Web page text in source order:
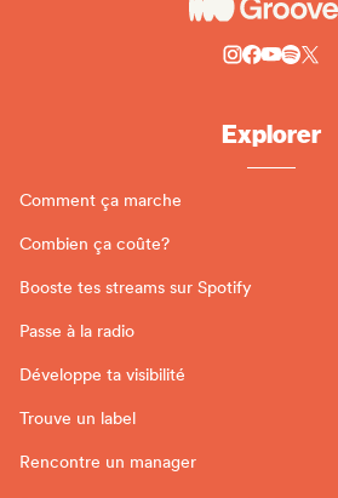
Explorer
Comment ça marche
Combien ça coûte?
Booste tes streams sur Spotify
Passe à la radio
Développe ta visibilité
Trouve un label
Rencontre un manager